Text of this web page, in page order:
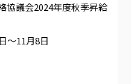
協議会2024年度秋季昇給
～11月8日